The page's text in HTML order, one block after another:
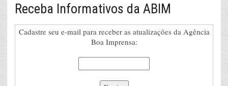
Receba Informativos da ABIM
Cadastre seu e-mail para receber as atualizações da Agência
Boa Imprensa: